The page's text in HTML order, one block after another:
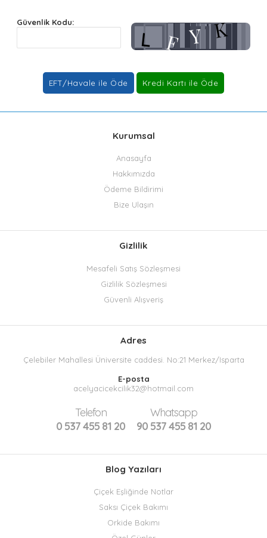
Güvenlik Kodu:
Kurumsal
Anasayfa
Hakkımızda
Ödeme Bildirimi
Bize Ulaşın
Gizlilik
Mesafeli Satış Sözleşmesi
Gizlilik Sözleşmesi
Güvenli Alışveriş
Adres
Çelebiler Mahallesi Üniversite caddesi. No:21 Merkez/Isparta
E-posta
acelyacicekcilik32@hotmail.com
Telefon
0 537 455 81 20
Whatsapp
90 537 455 81 20
Blog Yazıları
Çiçek Eşliğinde Notlar
Saksı Çiçek Bakımı
Orkide Bakımı